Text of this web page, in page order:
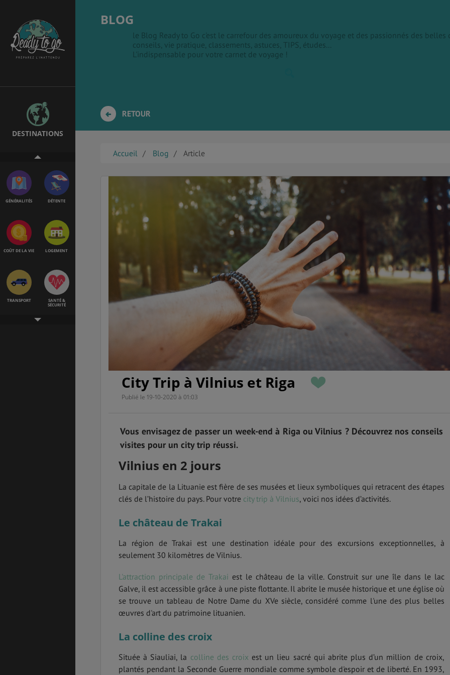
DESTINATIONS
ÉTUDES
EMPLOIS &
STAGES
GÉNÉRALITÉS DÉTENTE
COÛT DE LA VIE LOGEMENT
TRANSPORT
SANTÉ &
SÉCURITÉ
BLOG
le Blog Ready to Go c'est le carrefour des amoureux du voyage et des passionnés des belles
conseils, vie pratique, classements, astuces, TIPS, études...
L'indispensable pour votre carnet de voyage !
RETOUR
Accueil Blog Article
City Trip à Vilnius et Riga
Publié le 19-10-2020 à 01:03
Vous envisagez de passer un week-end à Riga ou Vilnius ? Découvrez nos conseils
visites pour un city trip réussi.
Vilnius en 2 jours
La capitale de la Lituanie est fière de ses musées et lieux symboliques qui retracent des étapes
clés de l’histoire du pays. Pour votre city trip à Vilnius, voici nos idées d’activités.
Le château de Trakai
La région de Trakai est une destination idéale pour des excursions exceptionnelles, à
seulement 30 kilomètres de Vilnius.
L'attraction principale de Trakai est le château de la ville. Construit sur une île dans le lac
Galve, il est accessible grâce à une piste flottante. Il abrite le musée historique et une église où
se trouve un tableau de Notre Dame du XVe siècle, considéré comme l'une des plus belles
œuvres d'art du patrimoine lituanien.
La colline des croix
Située à Siauliai, la colline des croix est un lieu sacré qui abrite plus d’un million de croix,
plantés pendant la Seconde Guerre mondiale comme symbole d'espoir et de liberté. En 1993,